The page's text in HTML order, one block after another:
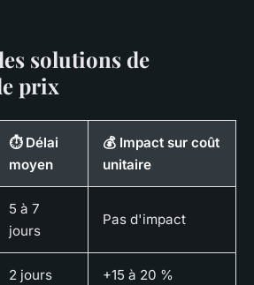
solutions de
prix
⏱️ Délai
moyen
💰 Impact sur coût
unitaire
5 à 7
jours
Pas d'impact
2 jours +15 à 20 %